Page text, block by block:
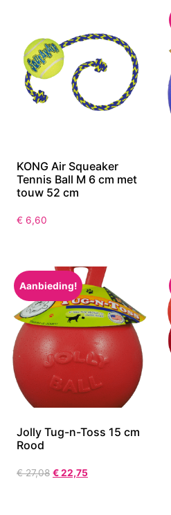
KONG Air Squeaker
Tennis Ball M 6 cm met
touw 52 cm
€ 6,60
Aanbieding!
Jolly Tug-n-Toss 15 cm
Rood
€27,08 €22,75